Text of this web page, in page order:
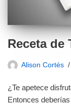
Receta de
Alison Cortés
¿Te apetece
Entonces